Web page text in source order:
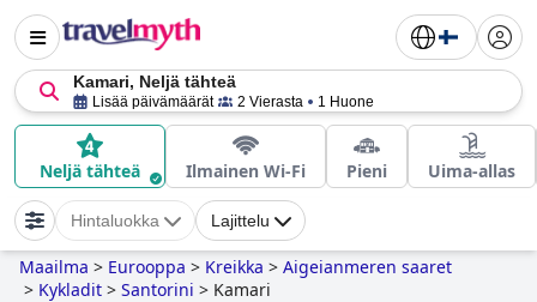
Kamari, Neljä tähteä
Lisää päivämäärät 2 Vierasta 1 Huone
Neljä tähteä Ilmainen Wi-Fi Pieni Uima-allas
Hintaluokka Lajittelu
Maailma > Eurooppa > Kreikka > Aigeianmeren saaret
> Kykladit > Santorini > Kamari